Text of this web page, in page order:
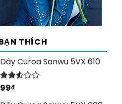
THÍCH
Dây Curoa Sanwu 5VX 610
Được
99₫